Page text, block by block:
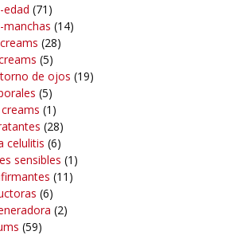
edad (71)
manchas (14)
(28)
(5)
de ojos (19)
(5)
(1)
(28)
celulitis (6)
sensibles (1)
(11)
(6)
(2)
(59)